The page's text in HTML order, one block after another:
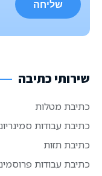
שירותי כתיבה
כתיבת מטלות
כתיבת עבודות
כתיבת תזות
כתיבת עבודות